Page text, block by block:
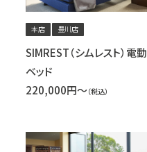
本店 豊川店
SIMREST（シムレスト）電動
ベッド
220,000円～（税込）